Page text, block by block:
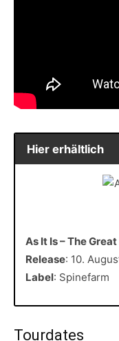
Hier erhältlich
As It Is – The
Release: 10.
Label: Spinefarm
Tourdates